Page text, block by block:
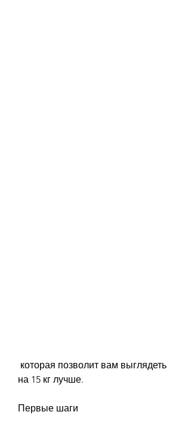
на 15 кг лучше.
Первые шаги